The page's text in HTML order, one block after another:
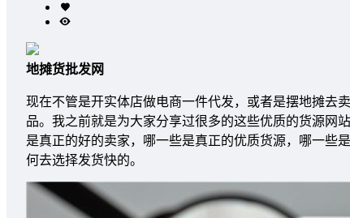
地摊货批发网
现在不管是开实体店做电商一件代发，或者是摆地摊去
品。我之前就是为大家分享过很多的这些优质的货源网
是真正的好的卖家，哪一些是真正的优质货源，哪一些
何去选择发货快的。